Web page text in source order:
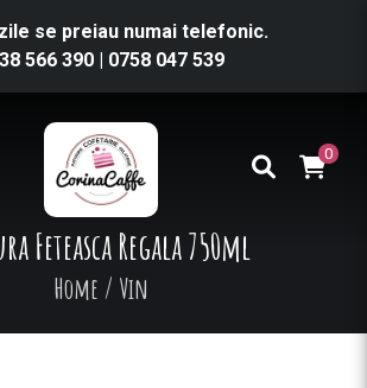
se preiau numai telefonic.
566 390 | 0758 047 539
0
Feteasca Regala 750ml
Home / Vin